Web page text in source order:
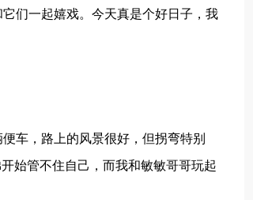
们一起嬉戏。今天真是个好日子，我
车，路上的风景很好，但拐弯特别
始管不住自己，而我和敏敏哥哥玩起